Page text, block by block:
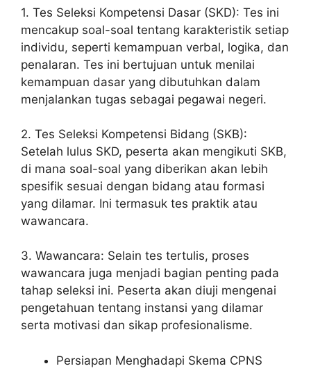
1. Tes Seleksi Kompetensi Dasar (SKD): Tes ini
mencakup soal-soal tentang karakteristik setiap
individu, seperti kemampuan verbal, logika, dan
penalaran. Tes ini bertujuan untuk menilai
kemampuan dasar yang dibutuhkan dalam
menjalankan tugas sebagai pegawai negeri.
2. Tes Seleksi Kompetensi Bidang (SKB):
Setelah lulus SKD, peserta akan mengikuti SKB,
di mana soal-soal yang diberikan akan lebih
spesifik sesuai dengan bidang atau formasi
yang dilamar. Ini termasuk tes praktik atau
wawancara.
3. Wawancara: Selain tes tertulis, proses
wawancara juga menjadi bagian penting pada
tahap seleksi ini. Peserta akan diuji mengenai
pengetahuan tentang instansi yang dilamar
serta motivasi dan sikap profesionalisme.
Persiapan Menghadapi Skema CPNS